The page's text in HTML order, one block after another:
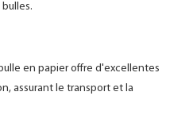
en papier offre d'excellentes
assurant le transport et la